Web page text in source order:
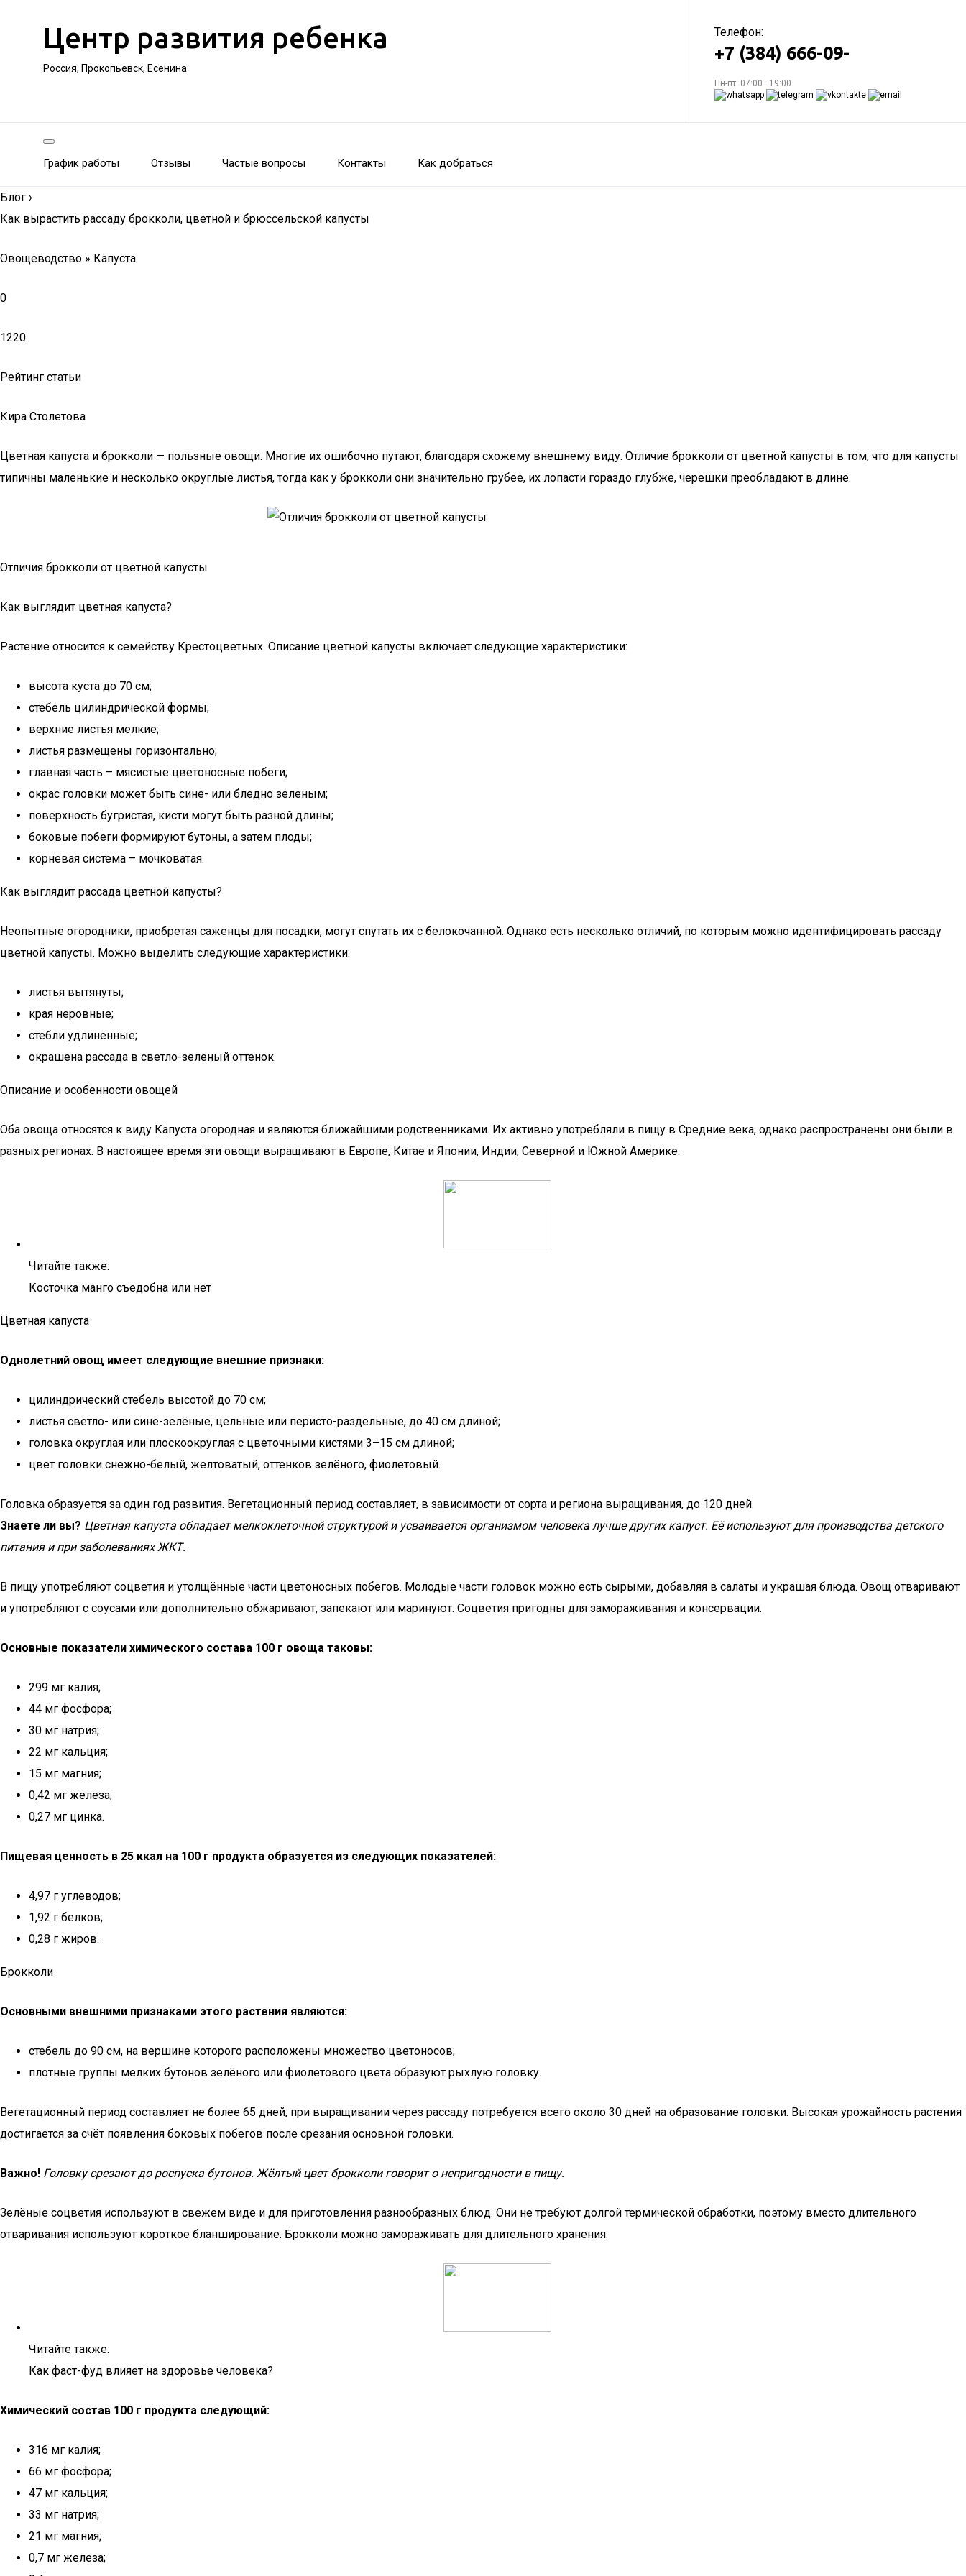
Центр развития ребенка
Россия, Прокопьевск, Есенина
Телефон:
+7 (384) 666-09-
Пн-пт: 07:00—19:00
График работы Отзывы Частые вопросы Контакты Как добраться
Блог ›
Как вырастить рассаду брокколи, цветной и брюссельской капусты
Овощеводство » Капуста
0
1220
Рейтинг статьи
Кира Столетова
Цветная капуста и брокколи — пользные овощи. Многие их ошибочно путают, благодаря схожему внешнему виду. Отличие брокколи от цветной капусты в том, что для капусты
типичны маленькие и несколько округлые листья, тогда как у брокколи они значительно грубее, их лопасти гораздо глубже, черешки преобладают в длине.
Отличия брокколи от цветной капусты
Как выглядит цветная капуста?
Растение относится к семейству Крестоцветных. Описание цветной капусты включает следующие характеристики:
высота куста до 70 см;
стебель цилиндрической формы;
верхние листья мелкие;
листья размещены горизонтально;
главная часть – мясистые цветоносные побеги;
окрас головки может быть сине- или бледно зеленым;
поверхность бугристая, кисти могут быть разной длины;
боковые побеги формируют бутоны, а затем плоды;
корневая система – мочковатая.
Как выглядит рассада цветной капусты?
Неопытные огородники, приобретая саженцы для посадки, могут спутать их с белокочанной. Однако есть несколько отличий, по которым можно идентифицировать рассаду
цветной капусты. Можно выделить следующие характеристики:
листья вытянуты;
края неровные;
стебли удлиненные;
окрашена рассада в светло-зеленый оттенок.
Описание и особенности овощей
Оба овоща относятся к виду Капуста огородная и являются ближайшими родственниками. Их активно употребляли в пищу в Средние века, однако распространены они были в
разных регионах. В настоящее время эти овощи выращивают в Европе, Китае и Японии, Индии, Северной и Южной Америке.
Читайте также:
Косточка манго съедобна или нет
Цветная капуста
Однолетний овощ имеет следующие внешние признаки:
цилиндрический стебель высотой до 70 см;
листья светло- или сине-зелёные, цельные или перисто-раздельные, до 40 см длиной;
головка округлая или плоскоокруглая с цветочными кистями 3–15 см длиной;
цвет головки снежно-белый, желтоватый, оттенков зелёного, фиолетовый.
Головка образуется за один год развития. Вегетационный период составляет, в зависимости от сорта и региона выращивания, до 120 дней.
Знаете ли вы? Цветная капуста обладает мелкоклеточной структурой и усваивается организмом человека лучше других капуст. Её используют для производства детского
питания и при заболеваниях ЖКТ.
В пищу употребляют соцветия и утолщённые части цветоносных побегов. Молодые части головок можно есть сырыми, добавляя в салаты и украшая блюда. Овощ отваривают
и употребляют с соусами или дополнительно обжаривают, запекают или маринуют. Соцветия пригодны для замораживания и консервации.
Основные показатели химического состава 100 г овоща таковы:
299 мг калия;
44 мг фосфора;
30 мг натрия;
22 мг кальция;
15 мг магния;
0,42 мг железа;
0,27 мг цинка.
Пищевая ценность в 25 ккал на 100 г продукта образуется из следующих показателей:
4,97 г углеводов;
1,92 г белков;
0,28 г жиров.
Брокколи
Основными внешними признаками этого растения являются:
стебель до 90 см, на вершине которого расположены множество цветоносов;
плотные группы мелких бутонов зелёного или фиолетового цвета образуют рыхлую головку.
Вегетационный период составляет не более 65 дней, при выращивании через рассаду потребуется всего около 30 дней на образование головки. Высокая урожайность растения
достигается за счёт появления боковых побегов после срезания основной головки.
Важно! Головку срезают до роспуска бутонов. Жёлтый цвет брокколи говорит о непригодности в пищу.
Зелёные соцветия используют в свежем виде и для приготовления разнообразных блюд. Они не требуют долгой термической обработки, поэтому вместо длительного
отваривания используют короткое бланширование. Брокколи можно замораживать для длительного хранения.
Читайте также:
Как фаст-фуд влияет на здоровье человека?
Химический состав 100 г продукта следующий:
316 мг калия;
66 мг фосфора;
47 мг кальция;
33 мг натрия;
21 мг магния;
0,7 мг железа;